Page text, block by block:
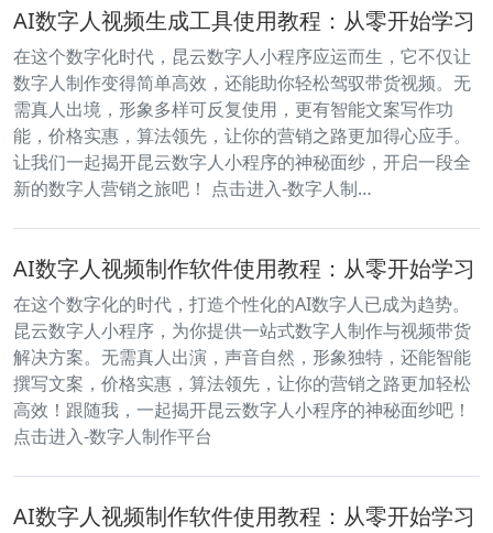
AI数字人视频生成工具使用教程：从零开始学习
在这个数字化时代，昆云数字人小程序应运而生，它不仅让
数字人制作变得简单高效，还能助你轻松驾驭带货视频。无
需真人出境，形象多样可反复使用，更有智能文案写作功
能，价格实惠，算法领先，让你的营销之路更加得心应手。
让我们一起揭开昆云数字人小程序的神秘面纱，开启一段全
新的数字人营销之旅吧！ 点击进入-数字人制…
AI数字人视频制作软件使用教程：从零开始学习
在这个数字化的时代，打造个性化的AI数字人已成为趋势。
昆云数字人小程序，为你提供一站式数字人制作与视频带货
解决方案。无需真人出演，声音自然，形象独特，还能智能
撰写文案，价格实惠，算法领先，让你的营销之路更加轻松
高效！跟随我，一起揭开昆云数字人小程序的神秘面纱吧！
点击进入-数字人制作平台
AI数字人视频制作软件使用教程：从零开始学习